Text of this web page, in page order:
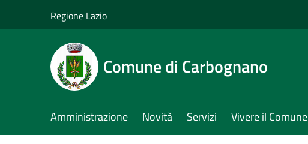
Regione Lazio
Comune di Carbognano
Amministrazione Novità Servizi Vivere il Comune